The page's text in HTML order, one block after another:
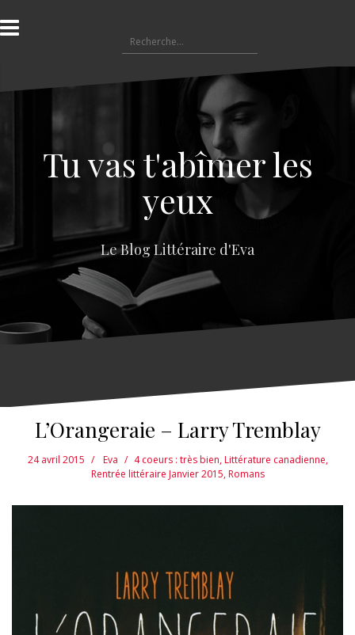
l
a
e
e
Tu vas t'abîmer les
yeux
Le Blog Littéraire d'Eva
L’Orangeraie – Larry Tremblay
24 avril 2015 Eva 4 coeurs : très bien,Littérature canadienne,
Rentrée littéraire Janvier 2015,Romans